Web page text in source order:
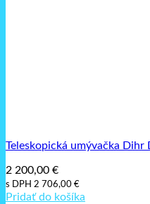
Teleskopická umývačka Dihr
2 200,00 €
s DPH 2 706,00 €
Pridať do košíka